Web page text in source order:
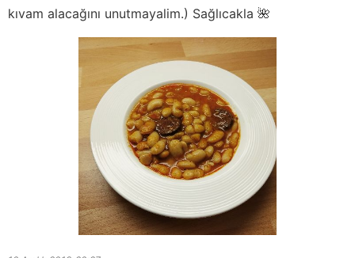
kıvam alacağını unutmayalim.) Sağlıcakla 🌺